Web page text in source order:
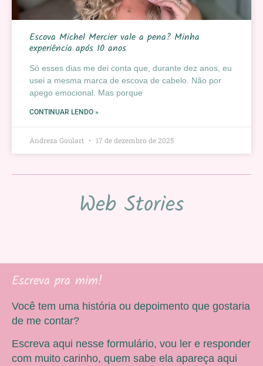
Escova Michel Mercier vale a pena? Minha
experiência após 10 anos
Só esses dias me dei conta que, durante dez anos, eu
usei a mesma marca de escova de cabelo. Não por
apego emocional. Mas porque
CONTINUAR LENDO »
Andreza Goulart 17 de dezembro de 2025
Web Stories
Escreva pra mim!
Você tem uma história ou depoimento que gostaria
de me contar?
Escreva aqui nesse formulário, vou ler e responder
com muito carinho, quem sabe ela apareça aqui